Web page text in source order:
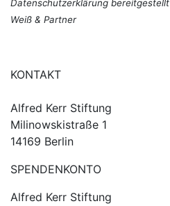
Datenschutzerklärung
Weiß & Partner
KONTAKT
Alfred Kerr Stiftung
Milinowskistraße 1
14169 Berlin
SPENDENKONTO
Alfred Kerr Stiftung